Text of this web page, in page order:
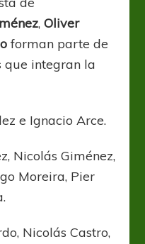
,Oliver
forman parte de
que integran la
e Ignacio Arce.
Nicolás Giménez,
Moreira, Pier
Nicolás Castro,